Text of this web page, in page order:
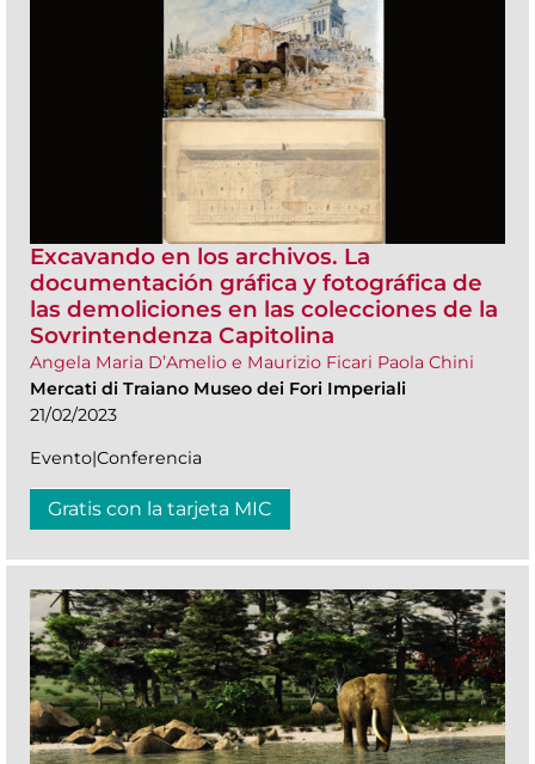
Excavando en los archivos. La
documentación gráfica y fotográfica de
las demoliciones en las colecciones de la
Sovrintendenza Capitolina
Angela Maria D’Amelio e Maurizio Ficari Paola Chini
Mercati di Traiano Museo dei Fori Imperiali
21/02/2023
Evento|Conferencia
Gratis con la tarjeta MIC